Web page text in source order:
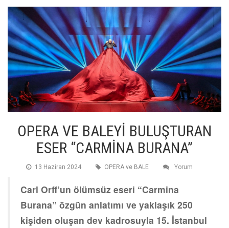
OPERA VE BALEYİ BULUŞTURAN
ESER “CARMİNA BURANA”
13 Haziran 2024 OPERA ve BALE Yorum
Carl Orff’un ölümsüz eseri “Carmina
Burana” özgün anlatımı ve yaklaşık 250
kişiden oluşan dev kadrosuyla 15. İstanbul